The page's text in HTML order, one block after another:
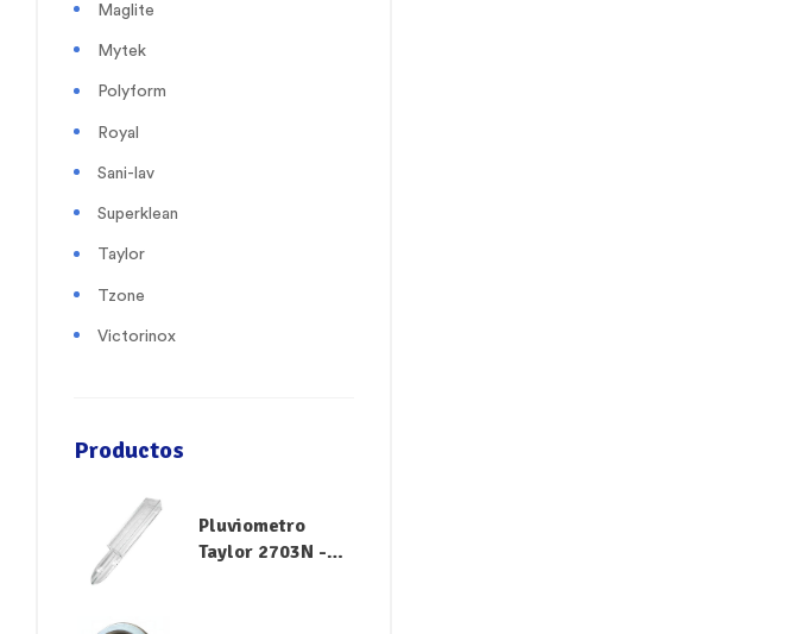
Maglite
Mytek
Polyform
Royal
Sani-lav
Superklean
Taylor
Tzone
Victorinox
Productos
Pluviometro
Taylor 2703N -